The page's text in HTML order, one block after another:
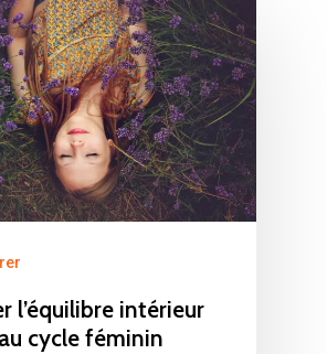
l’équilibre intérieur
cycle féminin